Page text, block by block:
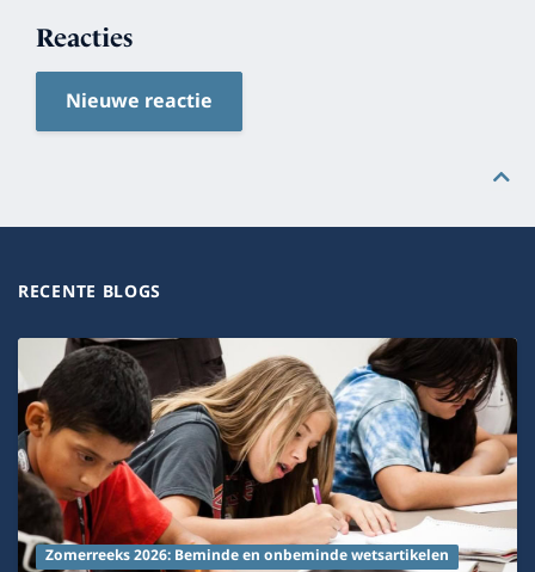
Reacties
Nieuwe reactie
RECENTE BLOGS
Zomerreeks 2026: Beminde en onbeminde wetsartikelen